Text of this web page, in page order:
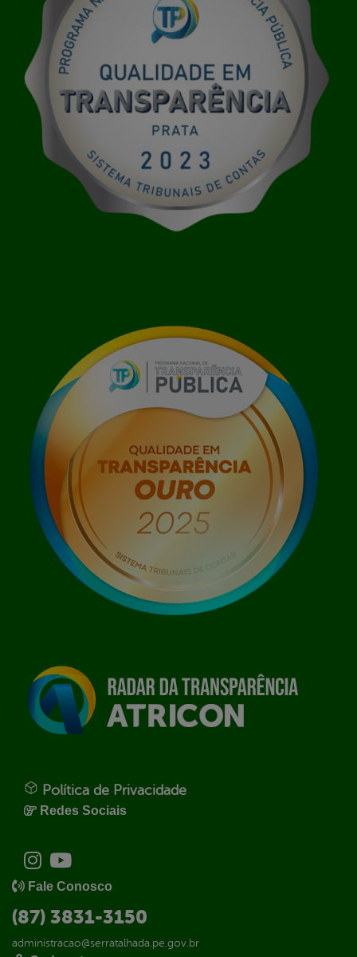
Política de Privacidade
Redes Sociais
Fale Conosco
(87) 3831-3150
administracao@serratalhada.pe.gov.br